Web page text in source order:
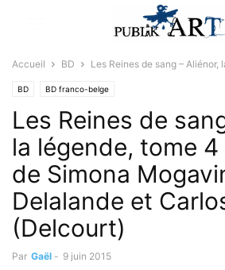
Accueil BD Les Reines de sang – Aliénor,
BD BD franco-belge
Les Reines de
la légende, tome 4
de Simona
Delalande et
(Delcourt)
Par Gaël - 9 juin 2015